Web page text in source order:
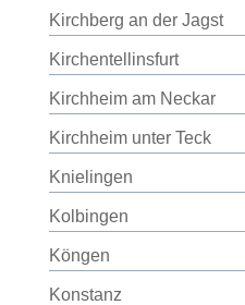
Kirchberg an der Jagst
Kirchentellinsfurt
Kirchheim am Neckar
Kirchheim unter Teck
Knielingen
Kolbingen
Köngen
Konstanz